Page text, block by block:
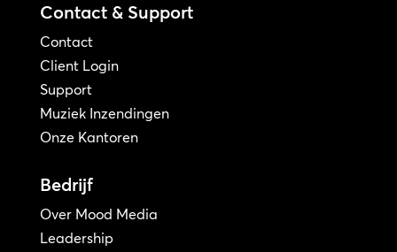
Contact & Support
Contact
Client Login
Support
Muziek Inzendingen
Onze Kantoren
Bedrijf
Over Mood Media
Leadership